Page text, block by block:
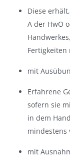
Diese
A der HwO
Fertigkeiten
mit
Erfahrene
sofern sie
in dem
mindestens
mit